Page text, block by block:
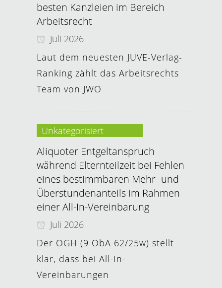
besten Kanzleien im Bereich
Arbeitsrecht
Juli 2026
Laut dem neuesten JUVE-Verlag-
Ranking zählt das Arbeitsrechts
Team von JWO
Unkategorisiert
Aliquoter Entgeltanspruch
während Elternteilzeit bei Fehlen
eines bestimmbaren Mehr- und
Überstundenanteils im Rahmen
einer All-In-Vereinbarung
Juli 2026
Der OGH (9 ObA 62/25w) stellt
klar, dass bei All-In-
Vereinbarungen